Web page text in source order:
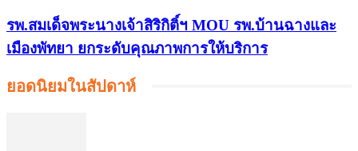
รพ.สมเด็จพระนางเจ้าสิริกิติ์ฯ MOU รพ.บ้านฉางและ
เมืองพัทยา ยกระดับคุณภาพการให้บริการ
ยอดนิยมในสัปดาห์